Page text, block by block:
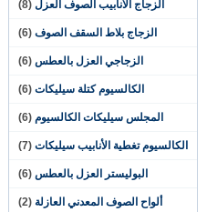
الزجاج الأنابيب الصوف العزل (8)
الزجاج بلاط السقف الصوف (6)
الزجاجي العزل بالعطس (6)
الكالسيوم كتلة سيليكات (6)
المجلس سيليكات الكالسيوم (6)
الكالسيوم تغطية الأنابيب سيليكات (7)
البوليستر العزل بالعطس (6)
ألواح الصوف المعدني العازلة (2)